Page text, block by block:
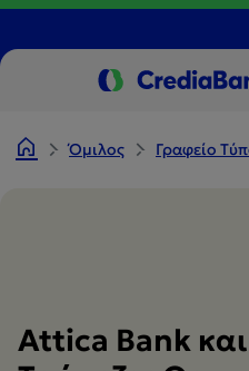
Όμιλος Γραφείο
Attica Bank